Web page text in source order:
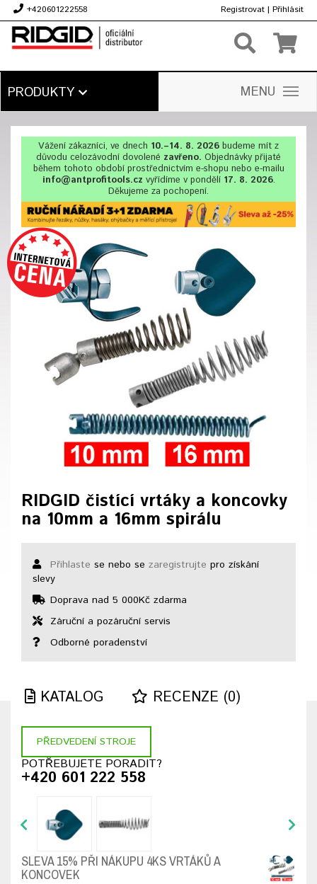
+420601222558 Registrovat | Přihlásit
PRODUKTY MENU
Vážení zákazníci, ve dnech 10.–14. 8. 2026 budeme mít z
důvodu celozávodní dovolené zavřeno. Objednávky přijaté
během tohoto období prostřednictvím e-shopu nebo e-mailu
info@antprofitools.cz vyřídíme v pondělí 17. 8. 2026.
Děkujeme za pochopení.
RIDGID čistící vrtáky a koncovky
na 10mm a 16mm spirálu
Přihlaste se nebo se zaregistrujte pro získání
slevy
Doprava nad 5 000Kč zdarma
Záruční a pozáruční servis
Odborné poradenství
KATALOG RECENZE (0)
PŘEDVEDENÍ STROJE
POTŘEBUJETE PORADIT?
+420 601 222 558
SLEVA 15% PŘI NÁKUPU 4KS VRTÁKŮ A
KONCOVEK